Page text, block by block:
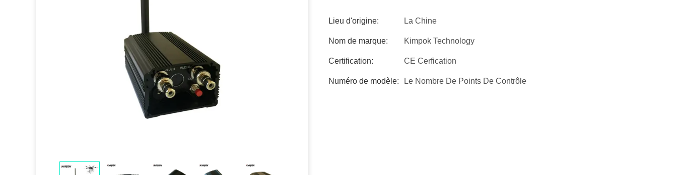
Lieu d'origine: La Chine
Nom de marque: Kimpok Technology
Certification: CE Cerfication
Numéro de modèle: Le Nombre De Points De Contrôle